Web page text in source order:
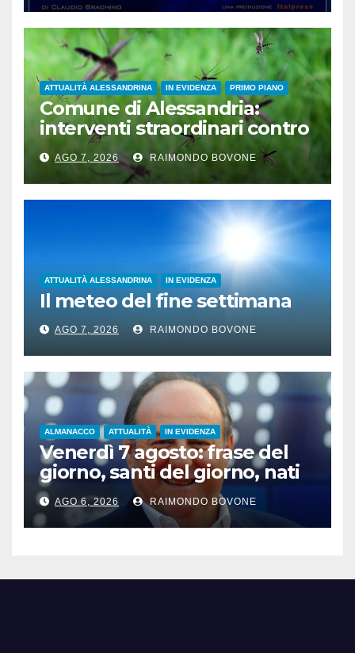
ATTUALITÀ ALESSANDRINA IN EVIDENZA PRIMO PIANO
Comune di Alessandria:
interventi straordinari contro
le zanzare
AGO 7, 2026 RAIMONDO BOVONE
ATTUALITÀ ALESSANDRINA IN EVIDENZA
Il meteo del fine settimana
AGO 7, 2026 RAIMONDO BOVONE
ALMANACCO ATTUALITÀ IN EVIDENZA
Venerdì 7 agosto: frase del
giorno, santi del giorno, nati
famosi, accadde oggi
AGO 6, 2026 RAIMONDO BOVONE